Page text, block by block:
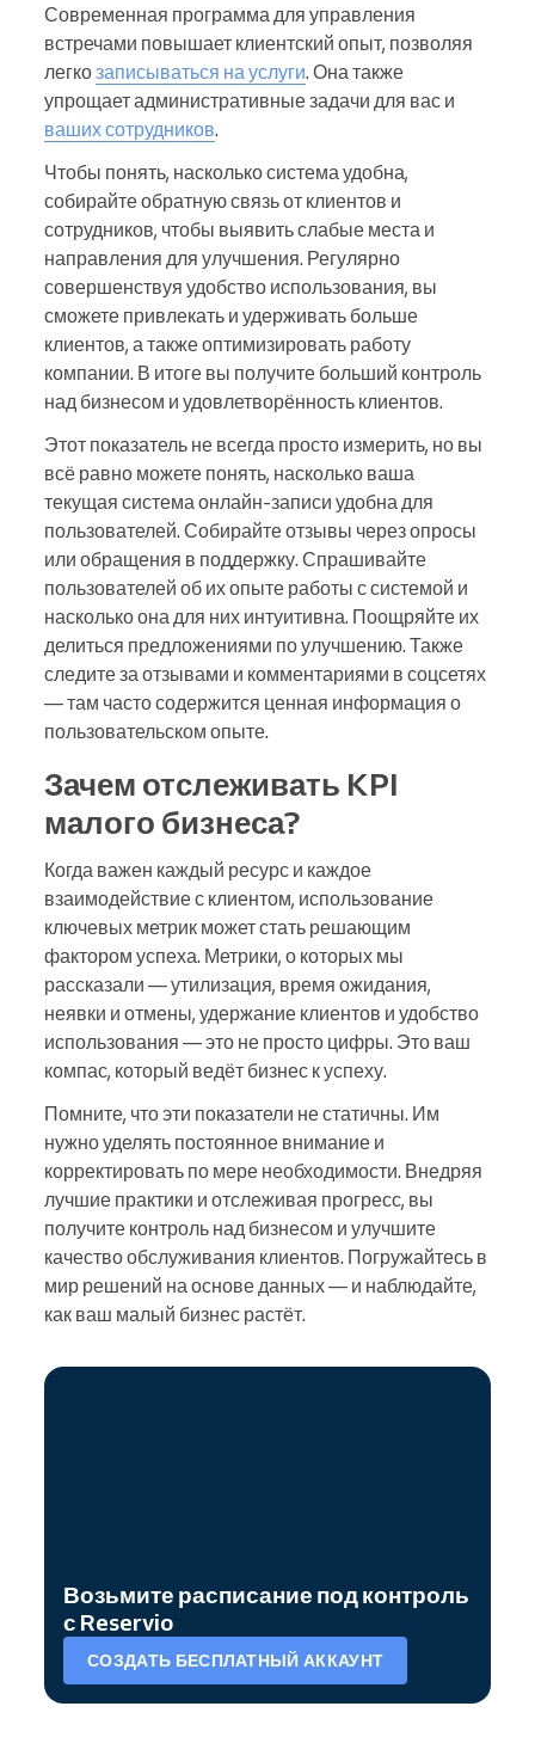
Современная программа для управления
встречами повышает клиентский опыт, позволяя
легкозаписываться на услуги. Она также
упрощает административные задачи для вас и
ваших сотрудников.
Чтобы понять, насколько система удобна,
собирайте обратную связь от клиентов и
сотрудников, чтобы выявить слабые места и
направления для улучшения. Регулярно
совершенствуя удобство использования, вы
сможете привлекать и удерживать больше
клиентов, а также оптимизировать работу
компании. В итоге вы получите больший контроль
над бизнесом и удовлетворённость клиентов.
Этот показатель не всегда просто измерить, но вы
всё равно можете понять, насколько ваша
текущая система онлайн-записи удобна для
пользователей. Собирайте отзывы через опросы
или обращения в поддержку. Спрашивайте
пользователей об их опыте работы с системой и
насколько она для них интуитивна. Поощряйте их
делиться предложениями по улучшению. Также
следите за отзывами и комментариями в соцсетях
— там часто содержится ценная информация о
пользовательском опыте.
Зачем отслеживать KPI
малого бизнеса?
Когда важен каждый ресурс и каждое
взаимодействие с клиентом, использование
ключевых метрик может стать решающим
фактором успеха. Метрики, о которых мы
рассказали — утилизация, время ожидания,
неявки и отмены, удержание клиентов и удобство
использования — это не просто цифры. Это ваш
компас, который ведёт бизнес к успеху.
Помните, что эти показатели не статичны. Им
нужно уделять постоянное внимание и
корректировать по мере необходимости. Внедряя
лучшие практики и отслеживая прогресс, вы
получите контроль над бизнесом и улучшите
качество обслуживания клиентов. Погружайтесь в
мир решений на основе данных — и наблюдайте,
как ваш малый бизнес растёт.
Возьмите расписание под контроль
с Reservio
СОЗДАТЬ БЕСПЛАТНЫЙ АККАУНТ